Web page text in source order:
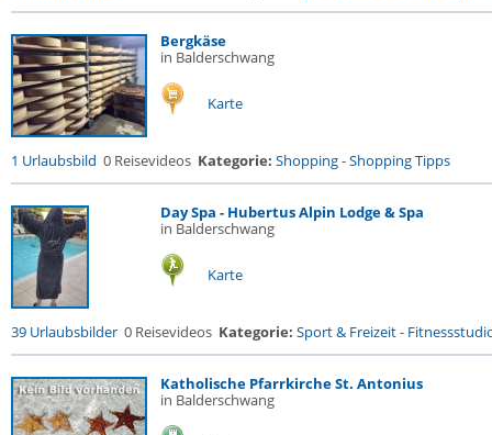
Bergkäse
in Balderschwang
Karte
1 Urlaubsbild 0 Reisevideos Kategorie: Shopping-Shopping Tipps
Day Spa - Hubertus Alpin Lodge & Spa
in Balderschwang
Karte
39 Urlaubsbilder 0 Reisevideos Kategorie: Sport & Freizeit-
Katholische Pfarrkirche St. Antonius
in Balderschwang